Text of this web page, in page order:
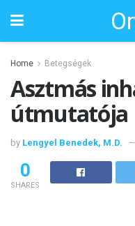
Home Betegségek
Asztmás
útmutatója
by Lengyel Benedek, M.D.
0
SHARES